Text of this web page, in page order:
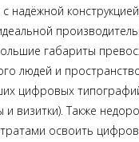
надёжной
габариты
людей и
цифровых
и визитки). Также
освоить